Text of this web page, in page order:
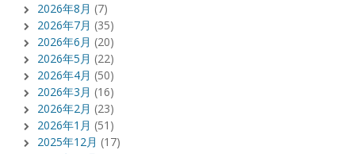
2026年8月 (7)
2026年7月 (35)
2026年6月 (20)
2026年5月 (22)
2026年4月 (50)
2026年3月 (16)
2026年2月 (23)
2026年1月 (51)
2025年12月 (17)